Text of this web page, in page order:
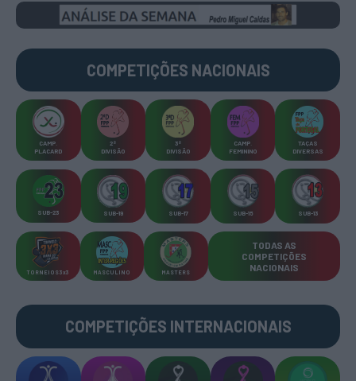
COMPETIÇÕES NACIONAIS
CAMP
PLACARD
2ª
DIVISÃO
3ª
DIVISÃO
CAMP
FEMININO
TAÇAS
DIVERSAS
SUB-23 SUB-19 SUB-17 SUB-15 SUB-13
TORNEIOS 3x3 MASCULINO MASTERS
TODAS AS
COMPETIÇÕES
NACIONAIS
COMPETIÇÕES INTERNACIONAIS